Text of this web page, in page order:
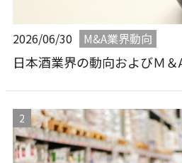
2026/06/30 M&A業界動向
日本酒業界の動向およびＭ＆